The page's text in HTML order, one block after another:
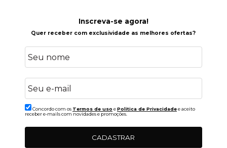
Inscreva-se agora!
Quer receber com exclusividade as melhores ofertas?
Concordo com os Termos de uso ePolitica de Privacidadee aceito
receber e-mails com novidades e promoções.
CADASTRAR